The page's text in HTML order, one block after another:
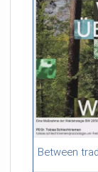
54:13 duration